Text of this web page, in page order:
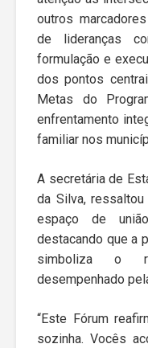
outros
de lideranças
formulação e
dos pontos
Metas do
enfrentamento
familiar nos
A secretária de
da Silva,
espaço de
destacando que a
simboliza o
desempenhado
“Este Fórum
sozinha. Vocês